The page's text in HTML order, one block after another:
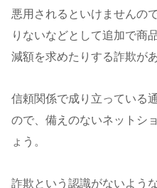
悪用されるといけませんの
りないなどとして追加で商
減額を求めたりする詐欺が
信頼関係で成り立っている
ので、備えのないネットシ
ょう。
詐欺という認識がないよう